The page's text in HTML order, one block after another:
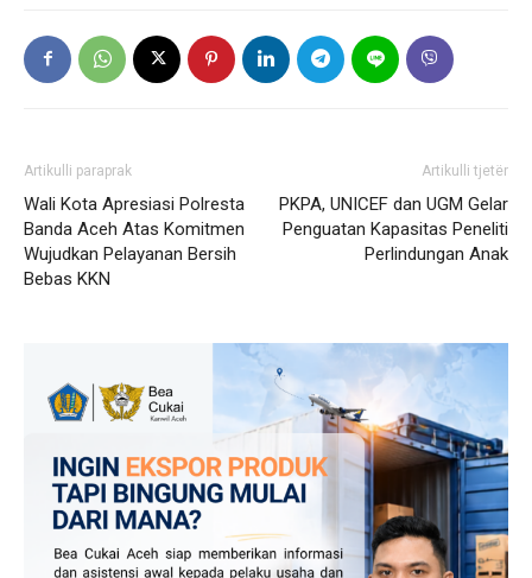
Artikulli paraprak
Wali Kota Apresiasi Polresta
Banda Aceh Atas Komitmen
Wujudkan Pelayanan Bersih
Bebas KKN
Artikulli tjetër
PKPA, UNICEF dan UGM Gelar
Penguatan Kapasitas Peneliti
Perlindungan Anak